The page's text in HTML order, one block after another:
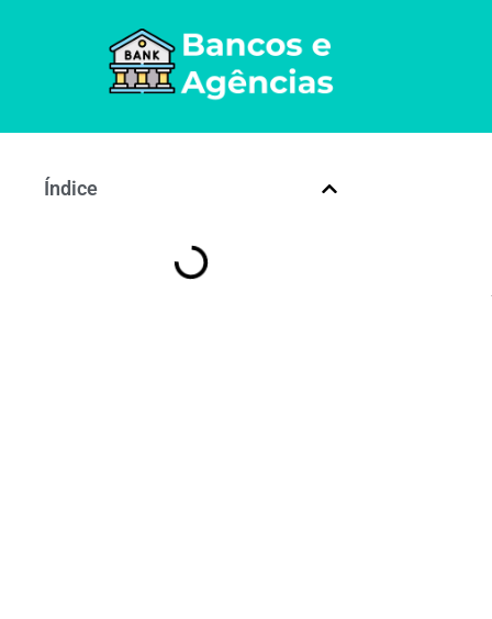
Índice